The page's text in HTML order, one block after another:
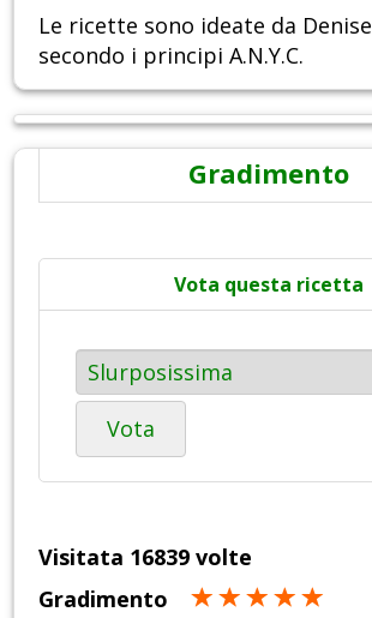
Le ricette sono ideate da
secondo i principi A.N.Y.C.
Gradimento
Vota questa ricetta
Vota
Visitata 16839 volte
Gradimento